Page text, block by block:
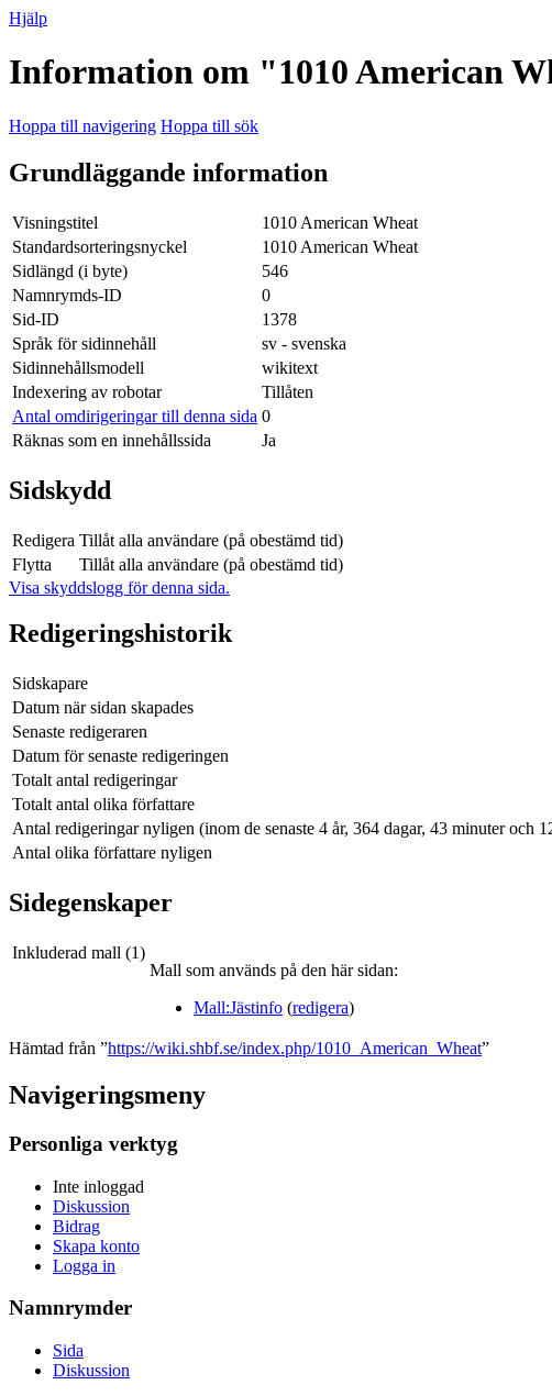
Hjälp
Information om "1010 American
Hoppa till navigering Hoppa till sök
Grundläggande information
Visningstitel
1010 American Wheat
Standardsorteringsnyckel
1010 American Wheat
Sidlängd (i byte)
546
Namnrymds-ID
0
Sid-ID
1378
Språk för sidinnehåll
sv - svenska
Sidinnehållsmodell
wikitext
Indexering av robotar
Tillåten
Antal omdirigeringar till denna sida 0
Räknas som en innehållssida
Ja
Sidskydd
Redigera Tillåt alla användare (på obestämd tid)
Flytta
Tillåt alla användare (på obestämd tid)
Visa skyddslogg för denna sida.
Redigeringshistorik
Sidskapare
Datum när sidan skapades
Senaste redigeraren
Datum för senaste redigeringen
Totalt antal redigeringar
Totalt antal olika författare
Antal redigeringar nyligen (inom de senaste 4 år, 364 dagar, 43 minuter och
Antal olika författare nyligen
Sidegenskaper
Inkluderad mall (1)
Mall som används på den här sidan:
Mall:Jästinfo (redigera)
Hämtad från ”https://wiki.shbf.se/index.php/1010_American_Wheat”
Navigeringsmeny
Personliga verktyg
Inte inloggad
Diskussion
Bidrag
Skapa konto
Logga in
Namnrymder
Sida
Diskussion